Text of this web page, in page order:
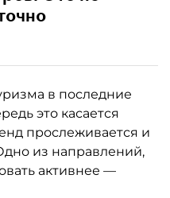
в последние
это касается
прослеживается и
из направлений,
активнее —